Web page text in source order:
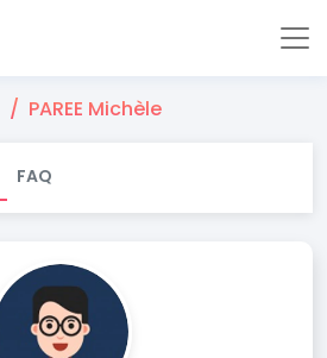
PAREE Michèle
FAQ